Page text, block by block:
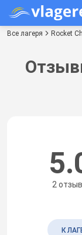
Все лагеря Rocket
2
К